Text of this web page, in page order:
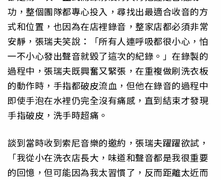
功，整個團隊都專心投入，尋找出最適合收音的方
式和位置，也因為在店裡錄音，整家店都必須非常
安靜，張瑞夫笑說：「所有人連呼吸都很小心，怕
一不小心發出聲音就毀了這次的紀錄。」在錄製的
過程中，張瑞夫既興奮又緊張，在重複做刷洗衣板
的動作時，手指都破皮流血，但他在錄音的過程中
即使手泡在水裡仍完全沒有痛感，直到結束才發現
手指破皮，洗手時超痛。
談到當時收到索尼音樂的邀約，張瑞夫躍躍欲試，
「我從小在洗衣店長大，味道和聲音都是我很重要
的回憶，但可能因為我太習慣了，反而距離太近而